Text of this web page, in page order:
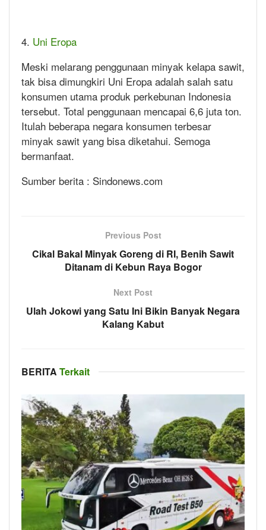
4. Uni Eropa
Meski melarang penggunaan minyak kelapa sawit,
tak bisa dimungkiri Uni Eropa adalah salah satu
konsumen utama produk perkebunan Indonesia
tersebut. Total penggunaan mencapai 6,6 juta ton.
Itulah beberapa negara konsumen terbesar
minyak sawit yang bisa diketahui. Semoga
bermanfaat.
Sumber berita : Sindonews.com
Previous Post
Cikal Bakal Minyak Goreng di RI, Benih Sawit
Ditanam di Kebun Raya Bogor
Next Post
Ulah Jokowi yang Satu Ini Bikin Banyak Negara
Kalang Kabut
BERITA Terkait